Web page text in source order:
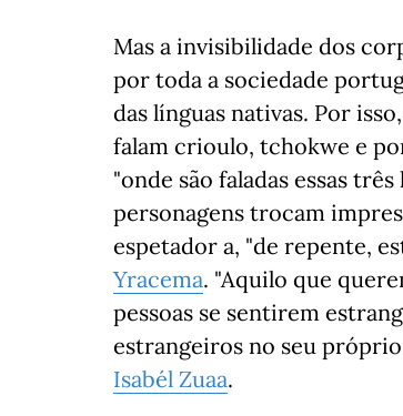
Mas a invisibilidade dos
por toda a sociedade
das línguas nativas. Por
falam crioulo, tchokwe e
"onde são faladas essas
personagens trocam
espetador a, "de repente,
Yracema. "Aquilo que
pessoas se sentirem
estrangeiros no seu
Isabél Zuaa.